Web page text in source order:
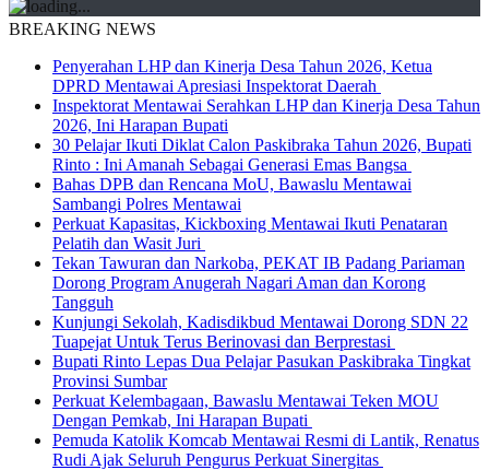
BREAKING NEWS
Penyerahan LHP dan Kinerja Desa Tahun 2026, Ketua
DPRD Mentawai Apresiasi Inspektorat Daerah
Inspektorat Mentawai Serahkan LHP dan Kinerja Desa Tahun
2026, Ini Harapan Bupati
30 Pelajar Ikuti Diklat Calon Paskibraka Tahun 2026, Bupati
Rinto : Ini Amanah Sebagai Generasi Emas Bangsa
Bahas DPB dan Rencana MoU, Bawaslu Mentawai
Sambangi Polres Mentawai
Perkuat Kapasitas, Kickboxing Mentawai Ikuti Penataran
Pelatih dan Wasit Juri
Tekan Tawuran dan Narkoba, PEKAT IB Padang Pariaman
Dorong Program Anugerah Nagari Aman dan Korong
Tangguh
Kunjungi Sekolah, Kadisdikbud Mentawai Dorong SDN 22
Tuapejat Untuk Terus Berinovasi dan Berprestasi
Bupati Rinto Lepas Dua Pelajar Pasukan Paskibraka Tingkat
Provinsi Sumbar
Perkuat Kelembagaan, Bawaslu Mentawai Teken MOU
Dengan Pemkab, Ini Harapan Bupati
Pemuda Katolik Komcab Mentawai Resmi di Lantik, Renatus
Rudi Ajak Seluruh Pengurus Perkuat Sinergitas